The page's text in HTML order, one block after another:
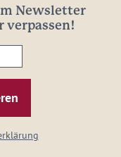
Newsletter
verpassen!